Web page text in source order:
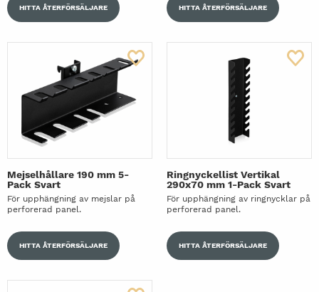
HITTA ÅTERFÖRSÄLJARE HITTA ÅTERFÖRSÄLJARE
Mejselhållare 190 mm 5-
Pack Svart
För upphängning av mejslar på
perforerad panel.
HITTA ÅTERFÖRSÄLJARE
Ringnyckellist Vertikal
290x70 mm 1-Pack Svart
För upphängning av ringnycklar på
perforerad panel.
HITTA ÅTERFÖRSÄLJARE